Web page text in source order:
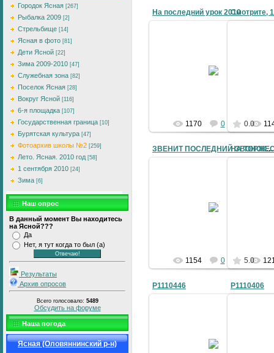
Городок Ясная [267]
Рыбалка 2009 [2]
Стрельбище [14]
Ясная в фото [81]
Дети Ясной [22]
Зима 2009-2010 [47]
Служебная зона [82]
Поселок Ясная [28]
Вокруг Ясной [116]
6-я площадка [107]
Государственная граница [10]
Бурятская культура [47]
Фотоархив школы №2 [259]
Лето. Ясная. 2010 год [58]
1 сентября 2010 [24]
Зима [6]
Наш опрос
В данный момент Вы находитесь
на Ясной???
Да
Нет, я тут когда то был (а)
Результаты
Архив опросов
Всего голосовало: 5489
Обсудить на форуме
Наша погода
Ясная (Оловяннинский р-н)
На последний урок 2010
1170 0 0.0
ЗВЕНИТ ПОСЛЕДНИЙ ЗВОНОК ДЛЯ ВЫПУСКИКОВ 2010
1154 0 5.0
P1110446 P1110406